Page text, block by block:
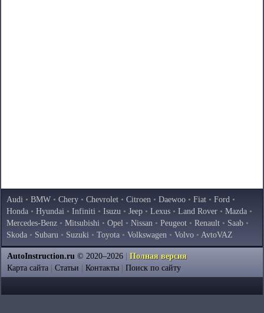
Audi • BMW • Chery • Chevrolet • Citroen • Daewoo • Fiat • Ford •
Honda • Hyundai • Infiniti • Isuzu • Jeep • Lexus • Land Rover • Mazda •
Mercedes-Benz • Mitsubishi • Opel • Nissan • Peugeot • Renault • Saab •
Skoda • Subaru • Suzuki • Toyota • Volkswagen • Volvo • AvtoVAZ
AutoInstruction.ru © 2020–2026
Полная версия
Карта сайта
Статьи Контакты Поиск по сайту